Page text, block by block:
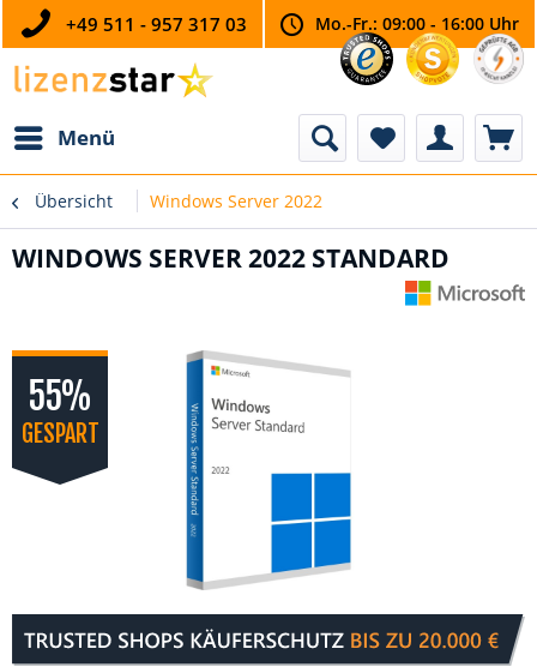
+49 511 - 957 317 03 Mo.-Fr.: 09:00 - 16:00 Uhr
Menü
Übersicht Windows Server 2022
WINDOWS SERVER 2022 STANDARD
55%
GESPART